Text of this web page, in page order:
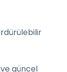
güncel